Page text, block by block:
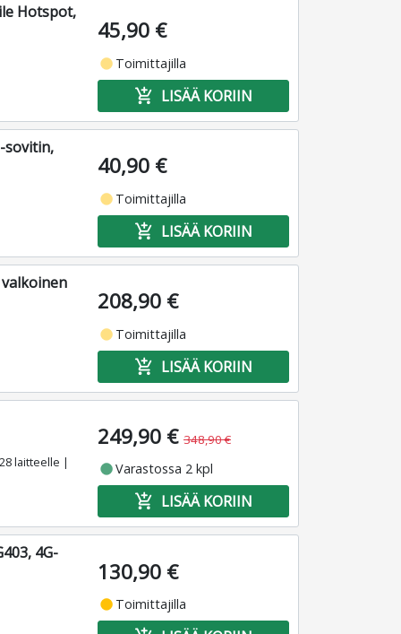
Hotspot,
45,90 €
fiber_manual_record Toimittajilla
add_shopping_cart LISÄÄ KORIIN
sovitin,
40,90 €
fiber_manual_record Toimittajilla
add_shopping_cart LISÄÄ KORIIN
valkoinen
208,90 €
fiber_manual_record Toimittajilla
add_shopping_cart LISÄÄ KORIIN
laitteelle |
249,90 € 348,90 €
fiber_manual_recordVarastossa 2 kpl
add_shopping_cart LISÄÄ KORIIN
4G-
130,90 €
fiber_manual_record Toimittajilla